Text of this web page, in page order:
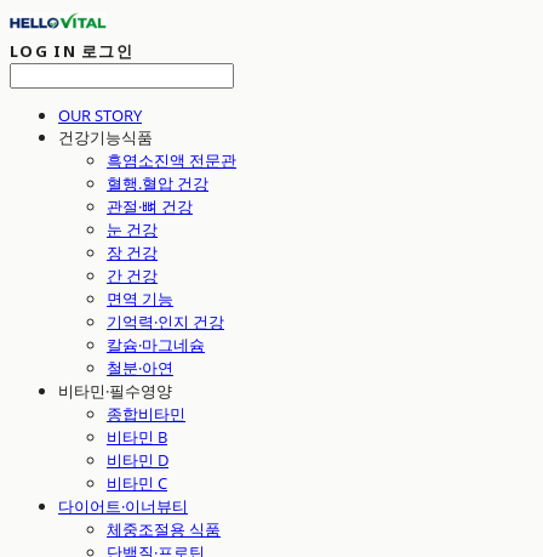
LOG IN 로그인
OUR STORY
건강기능식품
흑염소진액 전문관
혈행.혈압 건강
관절·뼈 건강
눈 건강
장 건강
간 건강
면역 기능
기억력·인지 건강
칼슘·마그네슘
철분·아연
비타민·필수영양
종합비타민
비타민 B
비타민 D
비타민 C
다이어트·이너뷰티
체중조절용 식품
단백질·프로틴